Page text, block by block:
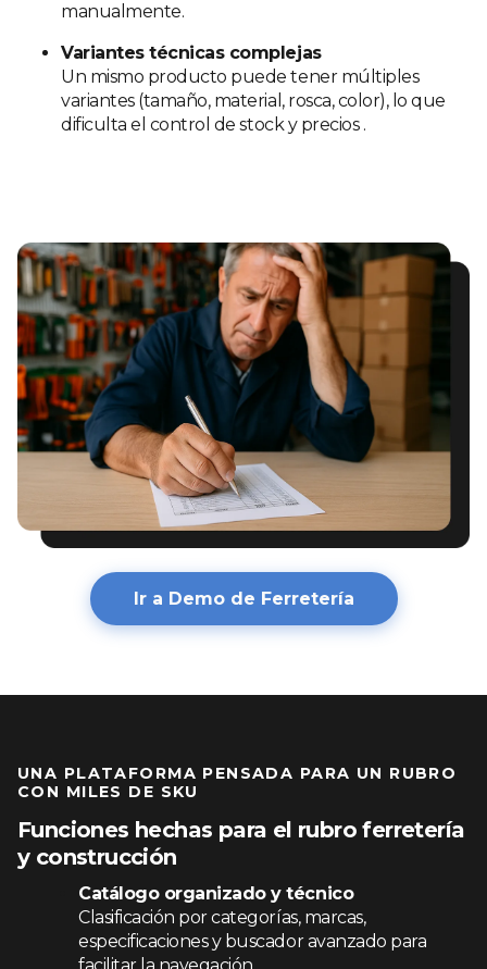
manualmente.
Variantes técnicas complejas
Un mismo producto puede tener múltiples
variantes (tamaño, material, rosca, color), lo que
dificulta el control de stock y precios .
Ir a Demo de Ferretería
UNA PLATAFORMA PENSADA PARA UN RUBRO
CON MILES DE SKU
Funciones hechas para el rubro ferretería
y construcción
Catálogo organizado y técnico
Clasificación por categorías, marcas,
especificaciones y buscador avanzado para